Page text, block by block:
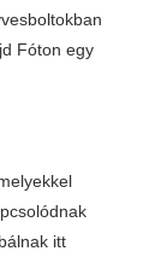
Fóton egy
itt